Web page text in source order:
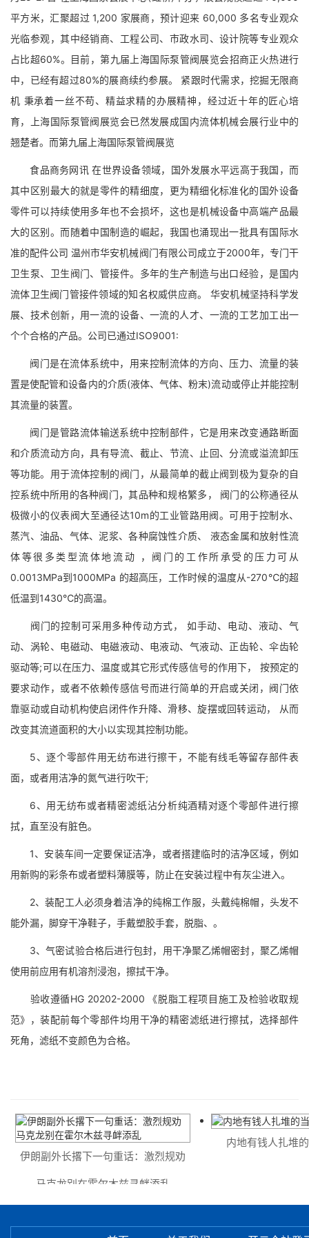
平方米，汇聚超过 1,200 家展商，预计迎来 60,000 多名专业观众
光临参观，其中经销商、工程公司、市政水司、设计院等专业观众
占比超60%。目前，第九届上海国际泵管阀展览会招商正火热进行
中，已经有超过80%的展商续约参展。 紧跟时代需求，挖掘无限商
机 秉承着一丝不苟、精益求精的办展精神，经过近十年的匠心培
育，上海国际泵管阀展览会已然发展成国内流体机械会展行业中的
翘楚者。而第九届上海国际泵管阀展览
食品商务网讯 在世界设备领域，国外发展水平远高于我国，而
其中区别最大的就是零件的精细度，更为精细化标准化的国外设备
零件可以持续使用多年也不会损坏，这也是机械设备中高端产品最
大的区别。而随着中国制造的崛起，我国也涌现出一批具有国际水
准的配件公司 温州市华安机械阀门有限公司成立于2000年，专门干
卫生泵、卫生阀门、管接件。多年的生产制造与出口经验，是国内
流体卫生阀门管接件领域的知名权威供应商。 华安机械坚持科学发
展、技术创新，用一流的设备、一流的人才、一流的工艺加工出一
个个合格的产品。公司已通过ISO9001:
阀门是在流体系统中，用来控制流体的方向、压力、流量的装
置是使配管和设备内的介质(液体、气体、粉末)流动或停止并能控制
其流量的装置。
阀门是管路流体输送系统中控制部件，它是用来改变通路断面
和介质流动方向，具有导流、截止、节流、止回、分流或溢流卸压
等功能。用于流体控制的阀门，从最简单的截止阀到极为复杂的自
控系统中所用的各种阀门，其品种和规格繁多， 阀门的公称通径从
极微小的仪表阀大至通径达10m的工业管路用阀。可用于控制水、
蒸汽、油品、气体、泥浆、各种腐蚀性介质、 液态金属和放射性流
体等很多类型流体地流动 ，阀门的工作所承受的压力可从
0.0013MPa到1000MPa 的超高压，工作时候的温度从-270℃的超
低温到1430℃的高温。
阀门的控制可采用多种传动方式， 如手动、电动、液动、气
动、涡轮、电磁动、电磁液动、电液动、气液动、正齿轮、伞齿轮
驱动等;可以在压力、温度或其它形式传感信号的作用下， 按预定的
要求动作，或者不依赖传感信号而进行简单的开启或关闭，阀门依
靠驱动或自动机构使启闭件作升降、滑移、旋摆或回转运动， 从而
改变其流道面积的大小以实现其控制功能。
5、逐个零部件用无纺布进行擦干，不能有线毛等留存部件表
面，或者用洁净的氮气进行吹干;
6、用无纺布或者精密滤纸沾分析纯酒精对逐个零部件进行擦
拭，直至没有脏色。
1、安装车间一定要保证洁净，或者搭建临时的洁净区域，例如
用新购的彩条布或者塑料薄膜等，防止在安装过程中有灰尘进入。
2、装配工人必须身着洁净的纯棉工作服，头戴纯棉帽，头发不
能外漏，脚穿干净鞋子，手戴塑胶手套，脱脂、。
3、气密试验合格后进行包封，用干净聚乙烯帽密封，聚乙烯帽
使用前应用有机溶剂浸泡，擦拭干净。
验收遵循HG 20202-2000 《脱脂工程项目施工及检验收取规
范》，装配前每个零部件均用干净的精密滤纸进行擦拭，选择部件
死角，滤纸不变颜色为合格。
伊朗副外长撂下一句重话：激烈规劝
马克龙别在霍尔木兹寻衅添乱
内地有钱人扎堆的当